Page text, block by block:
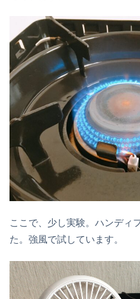
ここで、少し実験。ハンディ
た。強風で試しています。